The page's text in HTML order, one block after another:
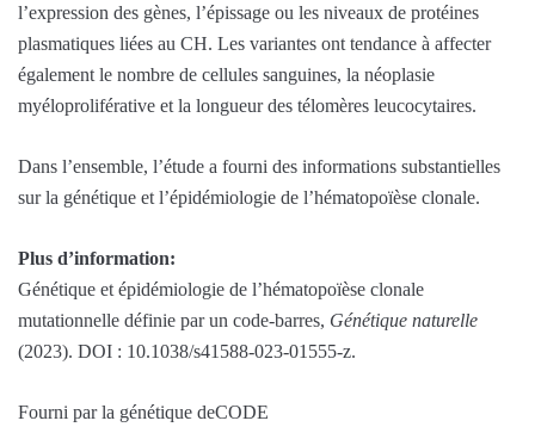
l’expression des gènes, l’épissage ou les niveaux de protéines
plasmatiques liées au CH. Les variantes ont tendance à affecter
également le nombre de cellules sanguines, la néoplasie
myéloproliférative et la longueur des télomères leucocytaires.
Dans l’ensemble, l’étude a fourni des informations substantielles
sur la génétique et l’épidémiologie de l’hématopoïèse clonale.
Plus d’information:
Génétique et épidémiologie de l’hématopoïèse clonale
mutationnelle définie par un code-barres, Génétique naturelle
(2023). DOI : 10.1038/s41588-023-01555-z.
Fourni par la génétique deCODE